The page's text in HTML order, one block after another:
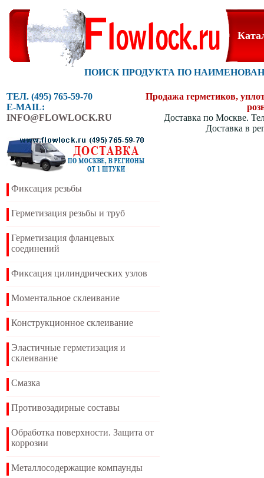
ПОИСК ПРОДУКТА ПО
ТЕЛ. (495) 765-59-70
E-MAIL:
INFO@FLOWLOCK.RU
Продажа герметиков,
Доставка по Москве.
Доставка в
Фиксация резьбы
Герметизация резьбы и труб
Герметизация фланцевых
соединений
Фиксация цилиндрических узлов
Моментальное склеивание
Конструкционное склеивание
Эластичные герметизация и
склеивание
Смазка
Противозадирные составы
Обработка поверхности. Защита от
коррозии
Металлосодержащие компаунды